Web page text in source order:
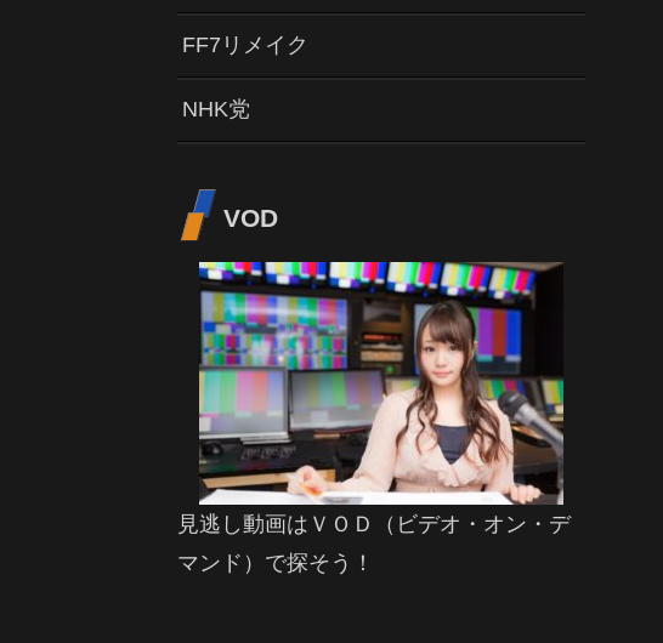
FF7リメイク
NHK党
VOD
見逃し動画はＶＯＤ（ビデオ・オン・デ
マンド）で探そう！